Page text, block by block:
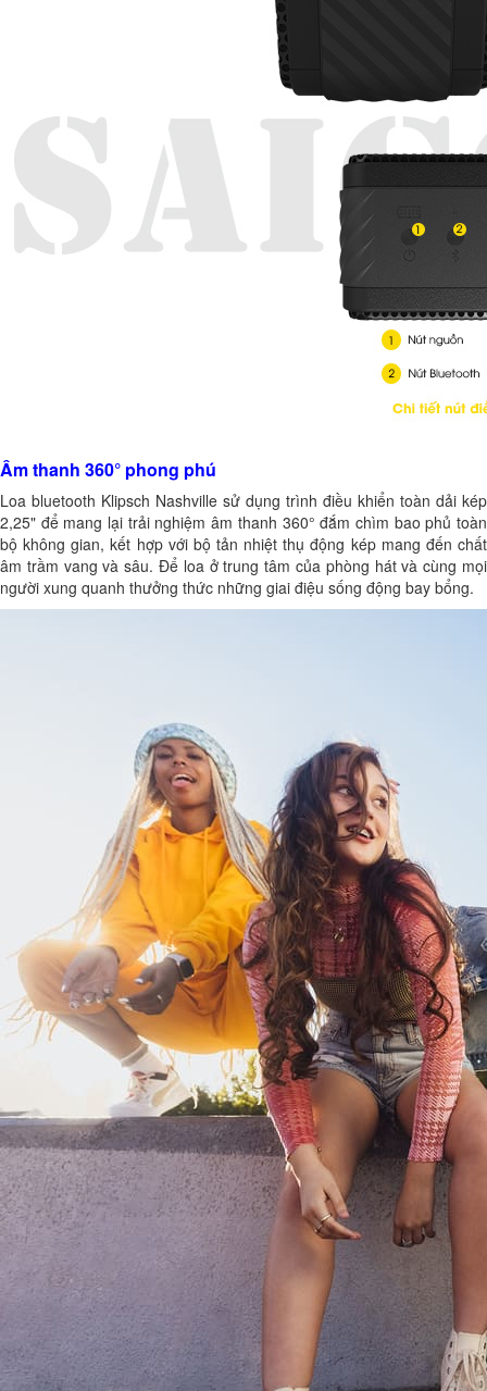
Âm thanh 360° phong phú
Loa bluetooth Klipsch Nashville sử dụng trình điều khiển toàn dải kép
2,25" để mang lại trải nghiệm âm thanh 360° đắm chìm bao phủ toàn
bộ không gian, kết hợp với bộ tản nhiệt thụ động kép mang đến chất
âm trầm vang và sâu. Để loa ở trung tâm của phòng hát và cùng mọi
người xung quanh thưởng thức những giai điệu sống động bay bổng.